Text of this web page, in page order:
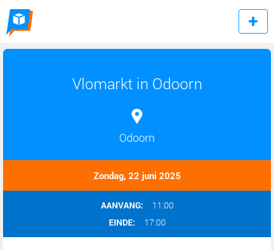
Vlomarkt in Odoorn
Odoorn
Zondag, 22 juni 2025
AANVANG:
11:00
EINDE:
17:00